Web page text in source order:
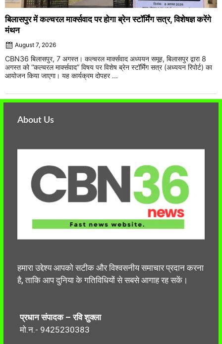
बिलासपुर में कल्चरल मार्क्सवाद पर होगा ब्रेन स्टॉर्मिंग सत्र, विशेषज्ञ करेंगे
मंथन
August 7, 2026
CBN36 बिलासपुर, 7 अगस्त। कल्चरल मार्क्सवाद अध्ययन समूह, बिलासपुर द्वारा 8
अगस्त को “कल्चरल मार्क्सवाद” विषय पर विशेष ब्रेन स्टॉर्मिंग सत्र (अध्ययन रिपोर्ट) का
आयोजन किया जाएगा। यह कार्यक्रम दोपहर ...
About Us
हमारा उद्देश्य आपको सटीक और विश्वसनीय समाचार प्रदान करना
है, ताकि आप दुनिया के गतिविधियों से सबसे आगाह रह सकें।
प्रधान संपादक – रवि शुक्ला
मो.न.- 9425230383